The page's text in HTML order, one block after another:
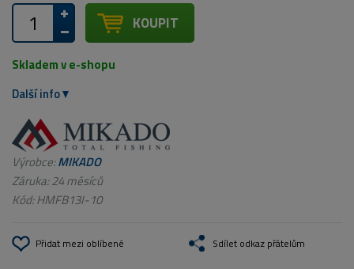
KOUPIT
Skladem v e-shopu
Další info
Výrobce:MIKADO
Záruka: 24 měsíců
Kód:HMFB13I-10
Přidat mezi oblíbené Sdílet odkaz přátelům